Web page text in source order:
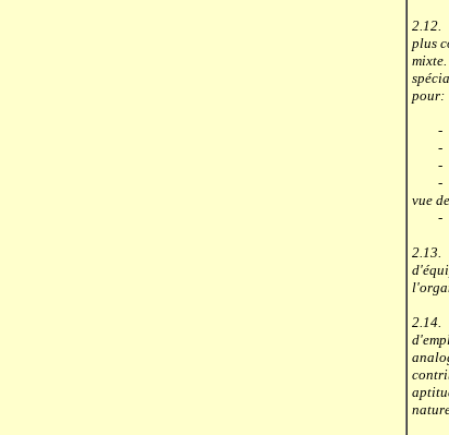
2.12.
plus
pour:
-
-
-
-
vue
- la
2.13.
2.14.